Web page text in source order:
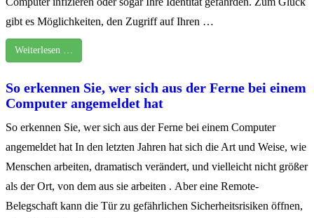
gibt es Möglichkeiten, den Zugriff auf Ihren …
Weiterlesen …
So erkennen Sie, wer sich aus der Ferne bei einem
Computer angemeldet hat
So erkennen Sie, wer sich aus der Ferne bei einem Computer
angemeldet hat In den letzten Jahren hat sich die Art und Weise, wie
Menschen arbeiten, dramatisch verändert, und vielleicht nicht größer
als der Ort, von dem aus sie arbeiten . Aber eine Remote-
Belegschaft kann die Tür zu gefährlichen Sicherheitsrisiken öffnen,